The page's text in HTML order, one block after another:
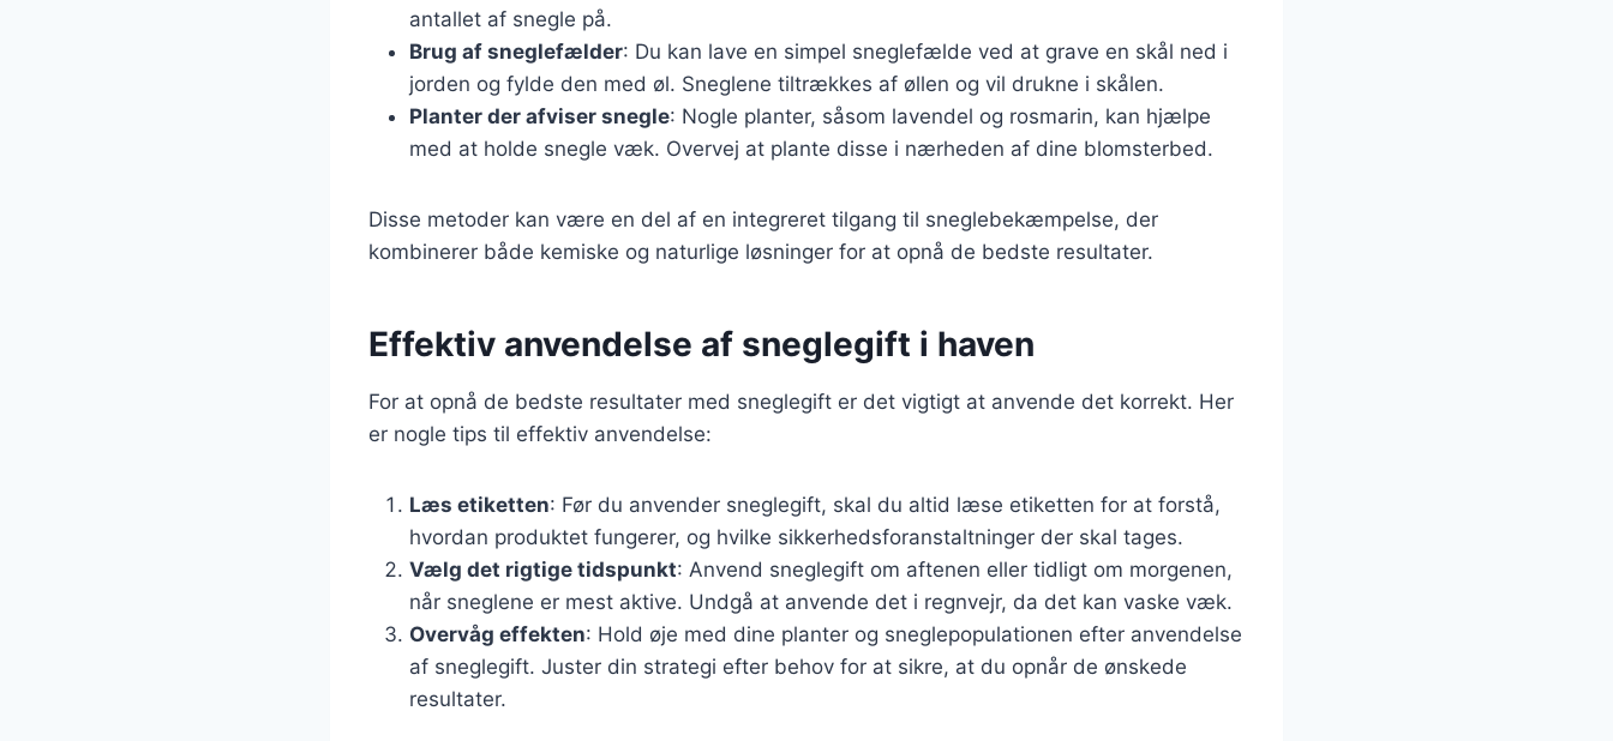
antallet af snegle på.
Brug af sneglefælder: Du kan lave en simpel sneglefælde ved at grave en skål ned i
jorden og fylde den med øl. Sneglene tiltrækkes af øllen og vil drukne i skålen.
Planter der afviser snegle: Nogle planter, såsom lavendel og rosmarin, kan hjælpe
med at holde snegle væk. Overvej at plante disse i nærheden af dine blomsterbed.
Disse metoder kan være en del af en integreret tilgang til sneglebekæmpelse, der
kombinerer både kemiske og naturlige løsninger for at opnå de bedste resultater.
Effektiv anvendelse af sneglegift i haven
For at opnå de bedste resultater med sneglegift er det vigtigt at anvende det korrekt. Her
er nogle tips til effektiv anvendelse:
Læs etiketten: Før du anvender sneglegift, skal du altid læse etiketten for at forstå,
hvordan produktet fungerer, og hvilke sikkerhedsforanstaltninger der skal tages.
Vælg det rigtige tidspunkt: Anvend sneglegift om aftenen eller tidligt om morgenen,
når sneglene er mest aktive. Undgå at anvende det i regnvejr, da det kan vaske væk.
Overvåg effekten: Hold øje med dine planter og sneglepopulationen efter anvendelse
af sneglegift. Juster din strategi efter behov for at sikre, at du opnår de ønskede
resultater.